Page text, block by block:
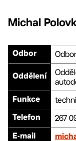
Michal
Odbor
Oddělení
Funkce
Telefon 267
E-mail